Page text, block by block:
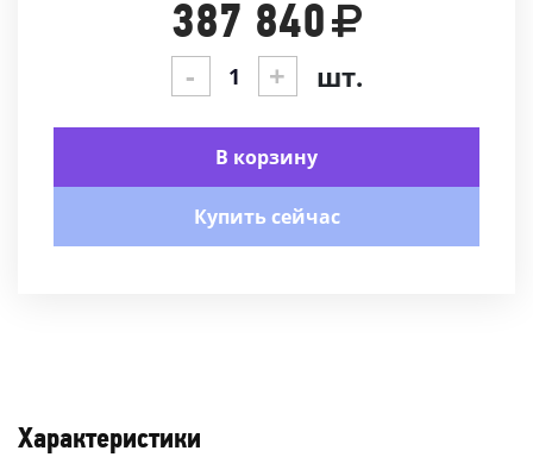
387 840
- + шт.
В корзину
Купить сейчас
Характеристики